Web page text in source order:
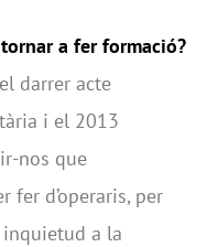
a fer formació?
darrer acte
i el 2013
nos que
fer d’operaris, per
a la